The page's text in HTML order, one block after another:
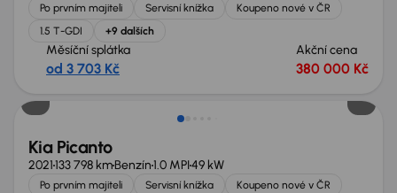
Po prvním majiteli Servisní knížka
Koupeno nové v ČR
1.5 T-GDI
+9 dalších
Měsíční splátka
od 3 703 Kč
Akční cena
380 000 Kč
Možnost odpočtu DPH
Kia Picanto
2021133 798 kmBenzín1.0 MPI49 kW
Po prvním majiteli Servisní knížka
Koupeno nové v ČR